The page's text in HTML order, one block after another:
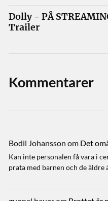
Dolly - PÅ
Trailer
Kommentarer
Bodil Johansson om Det
Kan inte personalen få vara i
prata med barnen och de äldre